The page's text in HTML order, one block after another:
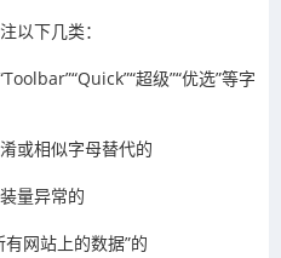
以下几类：
超级”“优选”等字
或相似字母替代的
量异常的
网站上的数据”的